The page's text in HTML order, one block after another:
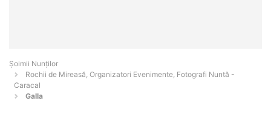
Șoimii Nunților
Rochii de Mireasă, Organizatori Evenimente, Fotografi Nuntă -
Caracal
Galla